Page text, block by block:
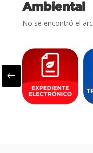
Ambiental
No se encontró el
#